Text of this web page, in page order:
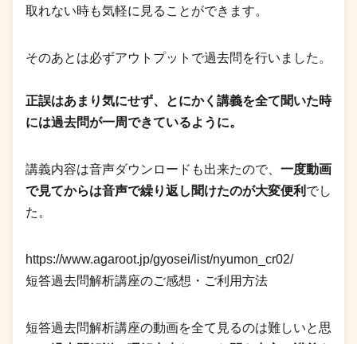
取れない時も気軽に見ることができます。
そのあとは必ずアウトプットで過去問を行いました。
正誤はあまり気にせず、とにかく講義を全て聞いた時
には過去問が一周できているように。
講義内容は音声ダウンロードも出来たので、 一度動画
で見てからは音声で繰り返し聞けたのが大変便利 でし
た。
https://www.agaroot.jp/gyosei/list/nyumon_cr02/
短答過去問解析講座のご感想・ご利用方法
短答過去問解析講座の動画を全て見るのは難しいと思